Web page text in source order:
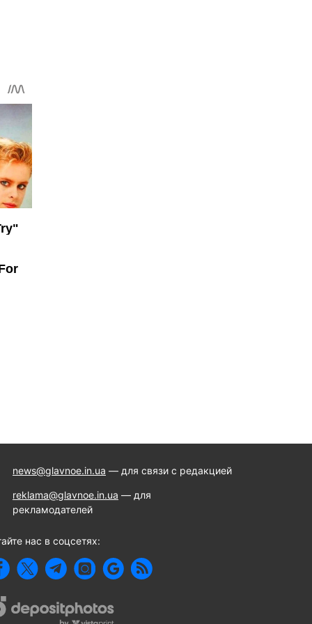
news@glavnoe.in.ua — для связи с редакцией
reklama@glavnoe.in.ua — для
рекламодателей
нас в соцсетях: